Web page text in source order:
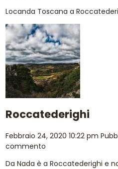
Locanda Toscana a
Roccatederighi
Febbraio 24, 2020 10:22 pm
commento
Da Nada è a Roccatederighi e